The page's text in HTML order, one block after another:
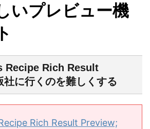
いプレビュー機
Recipe Rich Result
に行くのを難しくする
Rich Result Preview;